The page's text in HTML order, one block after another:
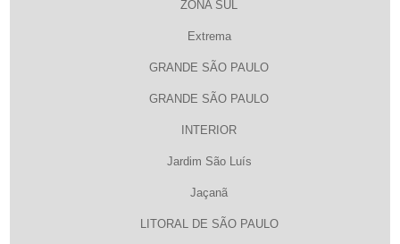
ZONA SUL
Extrema
GRANDE SÃO PAULO
GRANDE SÃO PAULO
INTERIOR
Jardim São Luís
Jaçanã
LITORAL DE SÃO PAULO